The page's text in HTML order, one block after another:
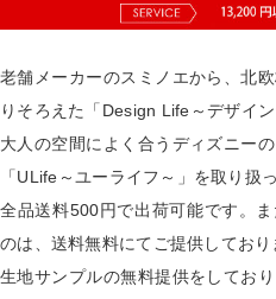
老舗メーカーのスミノエから、北
りそろえた「Design Life～デザイ
大人の空間によく合うディズニー
「ULife～ユーライフ～」を取り扱
全品送料500円で出荷可能です。
のは、送料無料にてご提供しており
生地サンプルの無料提供をしてお